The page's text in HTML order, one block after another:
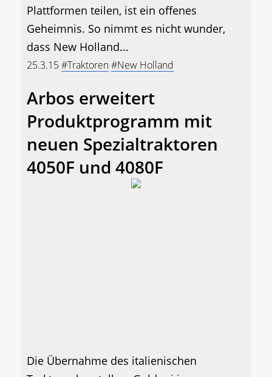
Plattformen teilen, ist ein offenes
Geheimnis. So nimmt es nicht wunder,
dass New Holland...
25.3.15#Traktoren#New Holland
Arbos erweitert
Produktprogramm mit
neuen Spezialtraktoren
4050F und 4080F
Die Übernahme des italienischen